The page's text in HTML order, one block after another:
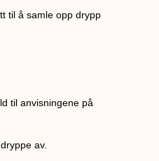
til å samle opp drypp
til anvisningene på
av.